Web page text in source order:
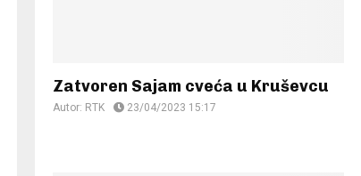
Zatvoren Sajam cveća u Kruševcu
Autor: RTK 23/04/2023 15:17